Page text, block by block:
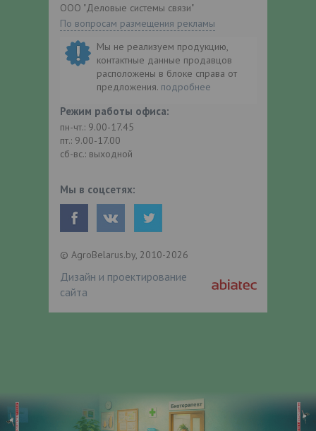
ООО "Деловые системы связи"
По вопросам размещения рекламы
Мы не реализуем продукцию,
контактные данные продавцов
расположены в блоке справа от
предложения. подробнее
Режим работы офиса:
пн-чт.: 9.00-17.45
пт.: 9.00-17.00
сб-вс.: выходной
Мы в соцсетях:
© AgroBelarus.by, 2010-2026
Дизайн и проектирование
сайта